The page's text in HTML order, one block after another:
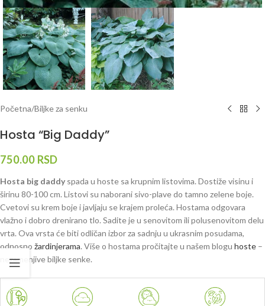
Početna/Biljke za senku
Hosta “Big Daddy”
750.00 RSD
Hosta big daddy spada u hoste sa krupnim listovima. Dostiže visinu i
širinu 80-100 cm. Listovi su naborani sivo-plave do tamno zelene boje.
Cvetovi su krem boje i javljaju se krajem proleća. Hostama odgovara
vlažno i dobro drenirano tlo. Sadite je u senovitom ili polusenovitom delu
vrta. Ova vrsta će biti odličan izbor za sadnju u ukrasnim posudama,
odnosno žardinjerama. Više o hostama pročitajte u našem blogu hoste –
nezamenjive biljke senke.